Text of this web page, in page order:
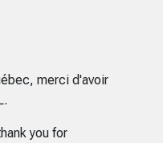
merci d'avoir
you for